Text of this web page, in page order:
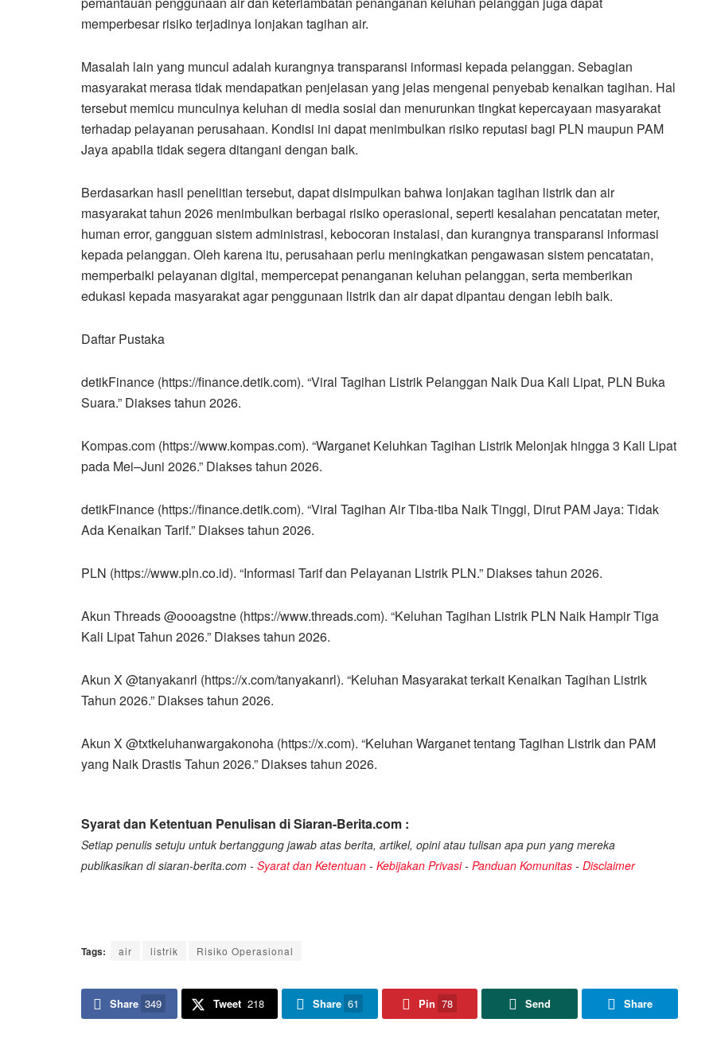
memperbesar risiko terjadinya lonjakan tagihan air.
Masalah lain yang muncul adalah kurangnya transparansi informasi kepada pelanggan. Sebagian
masyarakat merasa tidak mendapatkan penjelasan yang jelas mengenai penyebab kenaikan tagihan. Hal
tersebut memicu munculnya keluhan di media sosial dan menurunkan tingkat kepercayaan masyarakat
terhadap pelayanan perusahaan. Kondisi ini dapat menimbulkan risiko reputasi bagi PLN maupun PAM
Jaya apabila tidak segera ditangani dengan baik.
Berdasarkan hasil penelitian tersebut, dapat disimpulkan bahwa lonjakan tagihan listrik dan air
masyarakat tahun 2026 menimbulkan berbagai risiko operasional, seperti kesalahan pencatatan meter,
human error, gangguan sistem administrasi, kebocoran instalasi, dan kurangnya transparansi informasi
kepada pelanggan. Oleh karena itu, perusahaan perlu meningkatkan pengawasan sistem pencatatan,
memperbaiki pelayanan digital, mempercepat penanganan keluhan pelanggan, serta memberikan
edukasi kepada masyarakat agar penggunaan listrik dan air dapat dipantau dengan lebih baik.
Daftar Pustaka
detikFinance (https://finance.detik.com). “Viral Tagihan Listrik Pelanggan Naik Dua Kali Lipat, PLN Buka
Suara.” Diakses tahun 2026.
Kompas.com (https://www.kompas.com). “Warganet Keluhkan Tagihan Listrik Melonjak hingga 3 Kali Lipat
pada Mei–Juni 2026.” Diakses tahun 2026.
detikFinance (https://finance.detik.com). “Viral Tagihan Air Tiba-tiba Naik Tinggi, Dirut PAM Jaya: Tidak
Ada Kenaikan Tarif.” Diakses tahun 2026.
PLN (https://www.pln.co.id). “Informasi Tarif dan Pelayanan Listrik PLN.” Diakses tahun 2026.
Akun Threads @oooagstne (https://www.threads.com). “Keluhan Tagihan Listrik PLN Naik Hampir Tiga
Kali Lipat Tahun 2026.” Diakses tahun 2026.
Akun X @tanyakanrl (https://x.com/tanyakanrl). “Keluhan Masyarakat terkait Kenaikan Tagihan Listrik
Tahun 2026.” Diakses tahun 2026.
Akun X @txtkeluhanwargakonoha (https://x.com). “Keluhan Warganet tentang Tagihan Listrik dan PAM
yang Naik Drastis Tahun 2026.” Diakses tahun 2026.
Syarat dan Ketentuan Penulisan di Siaran-Berita.com :
Setiap penulis setuju untuk bertanggung jawab atas berita, artikel, opini atau tulisan apa pun yang mereka
publikasikan di siaran-berita.com - Syarat dan Ketentuan - Kebijakan Privasi- Panduan Komunitas - Disclaimer
Tags: air listrik Risiko Operasional
Share 349 Tweet 218 Share 61 Pin 78 Send Share